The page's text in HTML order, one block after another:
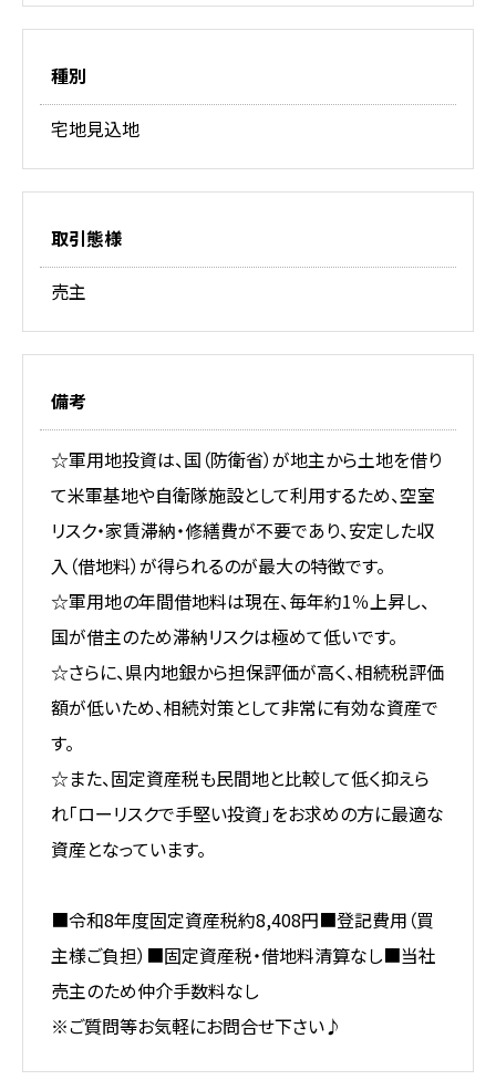
種別
宅地見込地
取引態様
売主
備考
☆軍用地投資は、国（防衛省）が地主から土地を借り
て米軍基地や自衛隊施設として利用するため、空室
リスク・家賃滞納・修繕費が不要であり、安定した収
入（借地料）が得られるのが最大の特徴です。
☆軍用地の年間借地料は現在、毎年約1％上昇し、
国が借主のため滞納リスクは極めて低いです。
☆さらに、県内地銀から担保評価が高く、相続税評価
額が低いため、相続対策として非常に有効な資産で
す。
☆また、固定資産税も民間地と比較して低く抑えら
れ「ローリスクで手堅い投資」をお求めの方に最適な
資産となっています。
■令和8年度固定資産税約8,408円■登記費用（買
主様ご負担）■固定資産税・借地料清算なし■当社
売主のため仲介手数料なし
※ご質問等お気軽にお問合せ下さい♪